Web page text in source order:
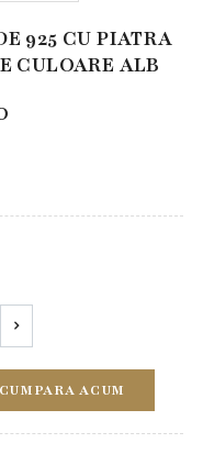
925 CU PIATRA
CULOARE ALB
CUMPARA ACUM